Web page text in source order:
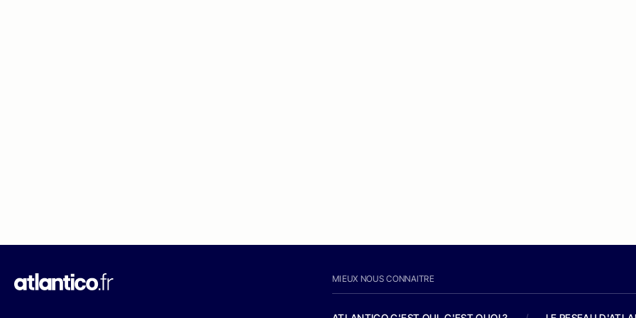
MIEUX NOUS CONNAITRE